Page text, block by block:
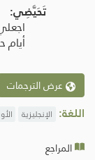
تَحَيَّضِي:
عرض الترجمات
اللغة: الإنجليزية
المراجع